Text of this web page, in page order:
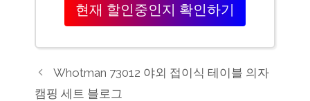
현재 할인중인지 확인하기
Whotman 73012 야외 접이식 테이블 의자
캠핑 세트 블로그